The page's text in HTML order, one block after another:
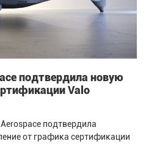
подтвердила новую
Valo
подтвердила
от графика сертификации